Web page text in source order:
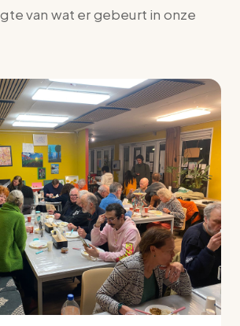
van wat er gebeurt in onze